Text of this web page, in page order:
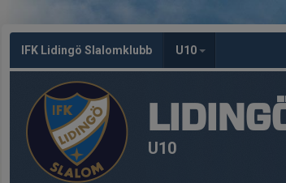
IFK Lidingö Slalomklubb U10
U10